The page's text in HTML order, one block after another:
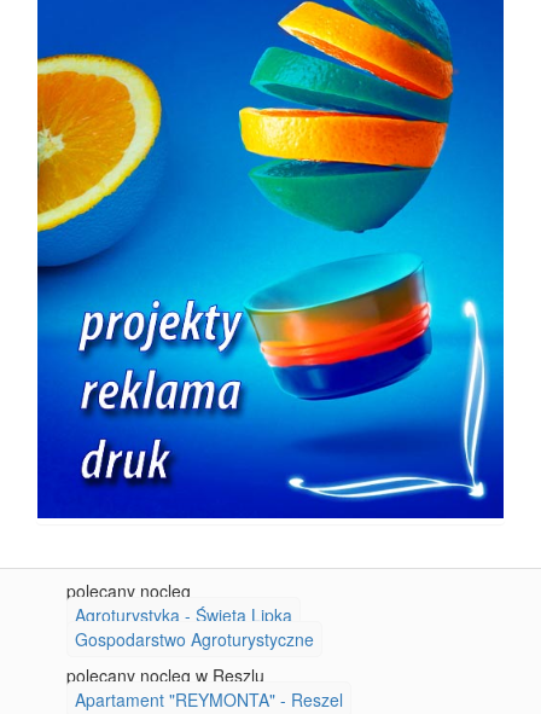
polecany nocleg
Agroturystyka - Święta Lipka
Gospodarstwo Agroturystyczne
polecany nocleg w Reszlu
Apartament "REYMONTA" - Reszel